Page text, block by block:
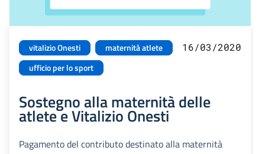
vitalizio Onesti
maternità atlete
ufficio per lo sport
16/03/2020
Sostegno alla maternità delle
atlete e Vitalizio Onesti
Pagamento del contributo destinato alla maternità